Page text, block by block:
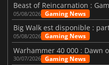
05/08/2026 Gaming News
05/08/2026 Gaming News
30/07/2026 Gaming News